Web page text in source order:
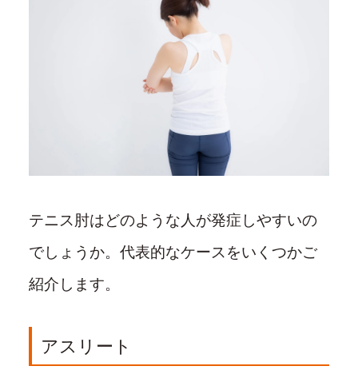
テニス肘はどのような人が発症しやすいの
でしょうか。代表的なケースをいくつかご
紹介します。
アスリート